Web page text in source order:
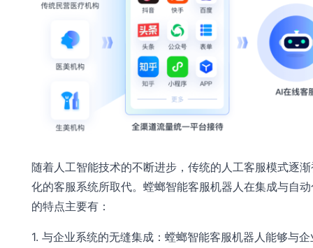
随着人工智能技术的不断进步，传统的人工客服模式逐
化的客服系统所取代。螳螂智能客服机器人在集成与自
的特点主要有：
1. 与企业系统的无缝集成：螳螂智能客服机器人能够与企